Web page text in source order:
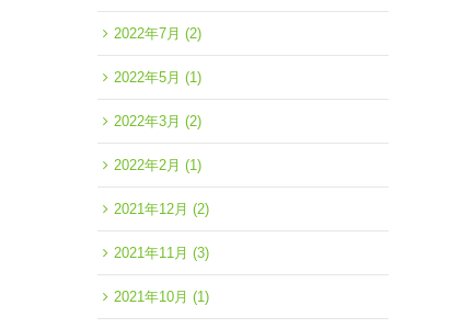
2022年7月 (2)
2022年5月 (1)
2022年3月 (2)
2022年2月 (1)
2021年12月 (2)
2021年11月 (3)
2021年10月 (1)